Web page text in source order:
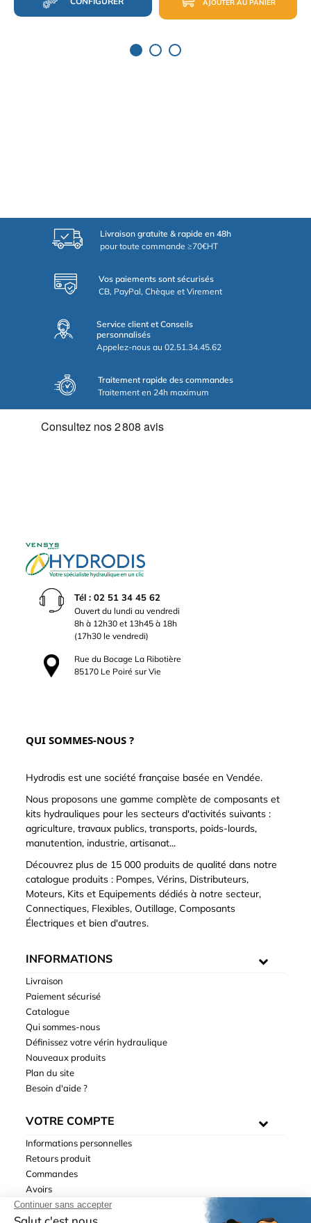
AJOUTER AU PANIER
Livraison gratuite & rapide en 48h
pour toute commande ≥70€HT
Vos paiements sont sécurisés
CB, PayPal, Chèque et Virement
Service client et Conseils
personnalisés
Appelez-nous au 02.51.34.45.62
Traitement rapide des commandes
Traitement en 24h maximum
Tél : 02 51 34 45 62
Ouvert du lundi au vendredi
8h à 12h30 et 13h45 à 18h
(17h30 le vendredi)
Rue du Bocage La Ribotière
85170 Le Poiré sur Vie
QUI SOMMES-NOUS ?
Hydrodis est une société française basée en Vendée.
Nous proposons une gamme complète de composants et
kits hydrauliques pour les secteurs d'activités suivants :
agriculture, travaux publics, transports, poids-lourds,
manutention, industrie, artisanat...
Découvrez plus de 15 000 produits de qualité dans notre
catalogue produits : Pompes, Vérins, Distributeurs,
Moteurs, Kits et Equipements dédiés à notre secteur,
Connectiques, Flexibles, Outillage, Composants
Électriques et bien d'autres.
INFORMATIONS
Livraison
Paiement sécurisé
Catalogue
Qui sommes-nous
Définissez votre vérin hydraulique
Nouveaux produits
Plan du site
Besoin d'aide ?
VOTRE COMPTE
Informations personnelles
Retours produit
Commandes
Avoirs
Adresses
Bons de réduction